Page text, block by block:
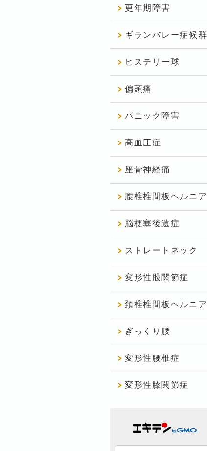
更年期障害
ギランバレー症候群
ヒステリー球
偏頭痛
パニック障害
高血圧症
座骨神経痛
腰椎椎間板ヘルニア
脳梗塞後遺症
ストレートネック
変形性股関節症
頚椎椎間板ヘルニア
ぎっくり腰
変形性腰椎症
変形性膝関節症